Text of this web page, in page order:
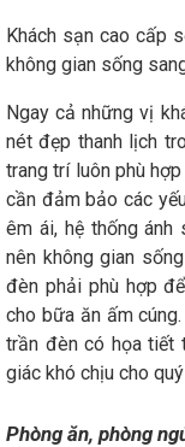
Khách sạn cao cấp
không gian sống
Ngay cả những vị
nét đẹp thanh lịch
trang trí luôn phù
cần đảm bảo các
êm ái, hệ thống
nên không gian
đèn phải phù hợp
cho bữa ăn ấm
trần đèn có họa tiết
giác khó chịu cho
Phòng ăn, phòng